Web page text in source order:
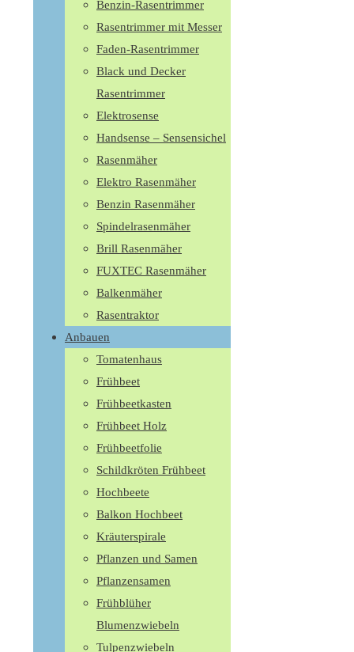
Benzin-Rasentrimmer
Rasentrimmer mit Messer
Faden-Rasentrimmer
Black und Decker
Rasentrimmer
Elektrosense
Handsense – Sensensichel
Rasenmäher
Elektro Rasenmäher
Benzin Rasenmäher
Spindelrasenmäher
Brill Rasenmäher
FUXTEC Rasenmäher
Balkenmäher
Rasentraktor
Anbauen
Tomatenhaus
Frühbeet
Frühbeetkasten
Frühbeet Holz
Frühbeetfolie
Schildkröten Frühbeet
Hochbeete
Balkon Hochbeet
Kräuterspirale
Pflanzen und Samen
Pflanzensamen
Frühblüher
Blumenzwiebeln
Tulpenzwiebeln